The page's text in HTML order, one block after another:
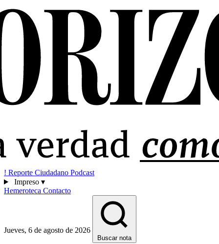
! Reporte Ciudadano Podcast
Impreso ▾
Hemeroteca Contacto
Jueves, 6 de agosto de 2026
Buscar nota